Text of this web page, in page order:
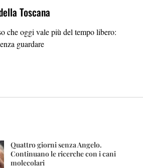
Toscana
che oggi vale più del tempo libero:
guardare
Quattro giorni senza Angelo.
Continuano le ricerche con i cani
molecolari